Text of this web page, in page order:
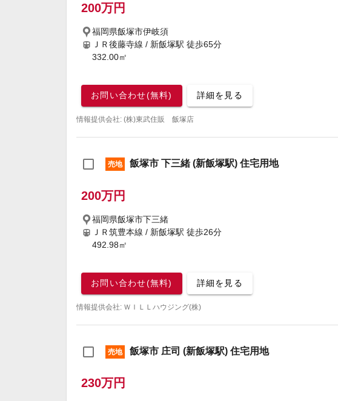
200万円
福岡県飯塚市伊岐須
ＪＲ後藤寺線 / 新飯塚駅 徒歩65分
332.00㎡
お問い合わせ(無料) 詳細を見る
情報提供会社: (株)東武住販 飯塚店
売地 飯塚市 下三緒 (新飯塚駅) 住宅用地
200万円
福岡県飯塚市下三緒
ＪＲ筑豊本線 / 新飯塚駅 徒歩26分
492.98㎡
お問い合わせ(無料) 詳細を見る
情報提供会社: ＷＩＬＬハウジング(株)
売地 飯塚市 庄司 (新飯塚駅) 住宅用地
230万円